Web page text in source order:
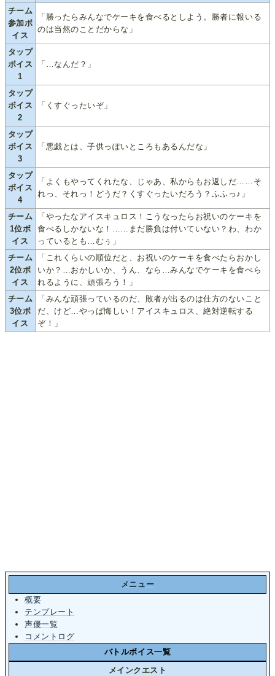
チーム
参加ボ
イス
「勝ったらみんなでケーキを食べるとしよう。勝者に報いる
のは当然のことだからな」
タップ
ボイス
1
「…なんだ？」
タップ
ボイス
2
「くすぐったいぞ」
タップ
ボイス
3
「悪戯とは、子供っぽいところもあるんだな」
タップ
ボイス
4
「よくもやってくれたな、じゃあ、私からもお返しだ……そ
れっ、それっ！どうだ？くすぐったいだろう？ふふっ♪」
チーム
1位ボ
イス
「やったなアイスキュロス！こうなったらお祝いのケーキを
食べるしかないな！……まだ勝負は付いていない？わ、わか
っているとも…むぅ」
チーム
2位ボ
イス
「これくらいの順位だと、お祝いのケーキを食べたらおかし
いか？…おかしいか、うん、なら…みんなでケーキを食べら
れるように、頑張ろう！」
チーム
3位ボ
イス
「みんな頑張っているのだ、敗者が出るのは仕方のないこと
だ、けど…やっぱ悔しい！アイスキュロス、絶対逆転する
ぞ！」
メニュー
概要
テンプレート
声優一覧
コメントログ
バトルボイス一覧
メインクエスト